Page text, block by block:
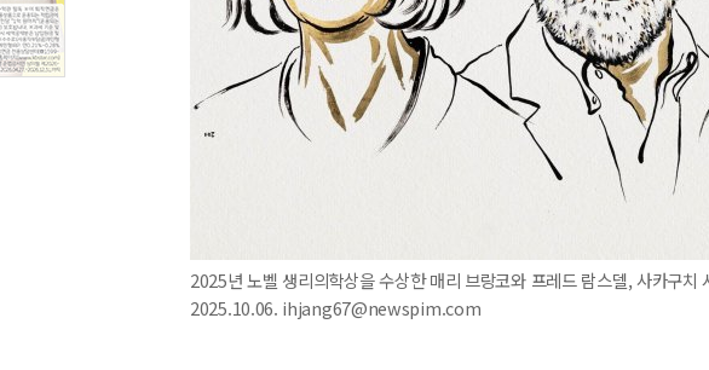
2025년 노벨 생리의학상을 수상한 매리 브랑코와 프레드 람스델, 사카구
2025.10.06. ihjang67@newspim.com